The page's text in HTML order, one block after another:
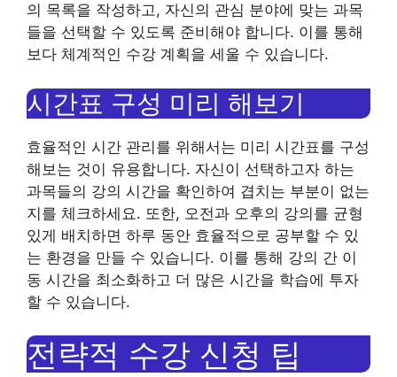
의 목록을 작성하고, 자신의 관심 분야에 맞는 과목
들을 선택할 수 있도록 준비해야 합니다. 이를 통해
보다 체계적인 수강 계획을 세울 수 있습니다.
시간표 구성 미리 해보기
효율적인 시간 관리를 위해서는 미리 시간표를 구성
해보는 것이 유용합니다. 자신이 선택하고자 하는
과목들의 강의 시간을 확인하여 겹치는 부분이 없는
지를 체크하세요. 또한, 오전과 오후의 강의를 균형
있게 배치하면 하루 동안 효율적으로 공부할 수 있
는 환경을 만들 수 있습니다. 이를 통해 강의 간 이
동 시간을 최소화하고 더 많은 시간을 학습에 투자
할 수 있습니다.
전략적 수강 신청 팁